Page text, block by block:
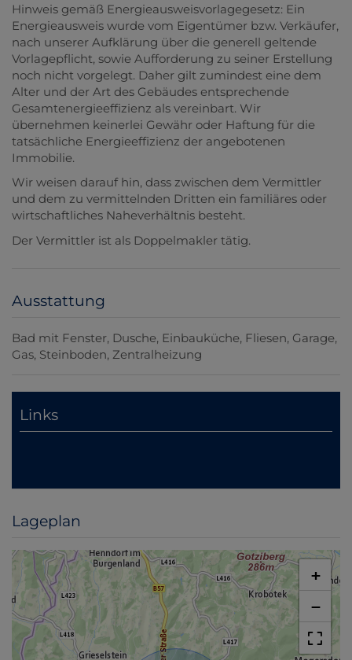
Hinweis gemäß Energieausweisvorlagegesetz: Ein
Energieausweis wurde vom Eigentümer bzw. Verkäufer,
nach unserer Aufklärung über die generell geltende
Vorlagepflicht, sowie Aufforderung zu seiner Erstellung
noch nicht vorgelegt. Daher gilt zumindest eine dem
Alter und der Art des Gebäudes entsprechende
Gesamtenergieeffizienz als vereinbart. Wir
übernehmen keinerlei Gewähr oder Haftung für die
tatsächliche Energieeffizienz der angebotenen
Immobilie.
Wir weisen darauf hin, dass zwischen dem Vermittler
und dem zu vermittelnden Dritten ein familiäres oder
wirtschaftliches Naheverhältnis besteht.
Der Vermittler ist als Doppelmakler tätig.
Ausstattung
Bad mit Fenster Dusche Einbauküche Fliesen Garage
Gas Steinboden Zentralheizung
Links
Lageplan
+
−